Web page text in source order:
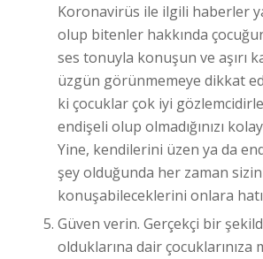
Koronavirüs ile ilgili haberler
olup bitenler hakkında
ses tonuyla konuşun ve aşırı
üzgün görünmemeye dikkat
ki çocuklar çok iyi
endişeli olup olmadığınızı
Yine, kendilerini üzen ya da
şey olduğunda her zaman
konuşabileceklerini onlara
Güven verin. Gerçekçi bir
olduklarına dair çocuklarınıza